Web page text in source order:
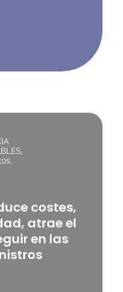
,
,
costes,
atrae el
en las